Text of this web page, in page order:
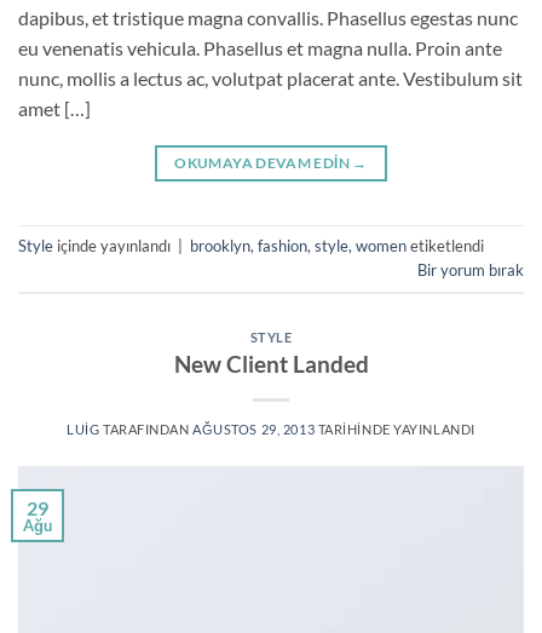
dapibus, et tristique magna convallis. Phasellus egestas nunc
eu venenatis vehicula. Phasellus et magna nulla. Proin ante
nunc, mollis a lectus ac, volutpat placerat ante. Vestibulum sit
amet […]
OKUMAYA DEVAM EDIN →
Style içinde yayınlandı brooklyn, fashion, style, womenetiketlendi
Bir yorum bırak
STYLE
New Client Landed
LUIG TARAFINDAN AĞUSTOS 29, 2013 TARIHINDE YAYINLANDI
29
Ağu